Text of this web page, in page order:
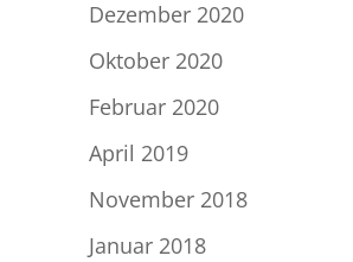
Dezember 2020
Oktober 2020
Februar 2020
April 2019
November 2018
Januar 2018